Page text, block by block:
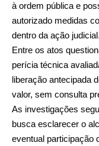
à ordem pública e
autorizado medidas
dentro da ação judicial.
Entre os atos
perícia técnica
liberação antecipada
valor, sem consulta
As investigações
busca esclarecer o
eventual participação